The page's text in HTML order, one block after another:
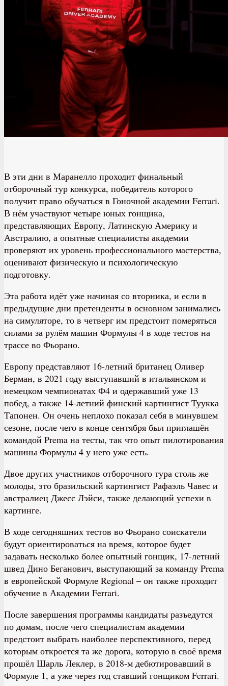
В эти дни в Маранелло проходит финальный
отборочный тур конкурса, победитель которого
получит право обучаться в Гоночной академии Ferrari.
В нём участвуют четыре юных гонщика,
представляющих Европу, Латинскую Америку и
Австралию, а опытные специалисты академии
проверяют их уровень профессионального мастерства,
оценивают физическую и психологическую
подготовку.
Эта работа идёт уже начиная со вторника, и если в
предыдущие дни претенденты в основном занимались
на симуляторе, то в четверг им предстоит померяться
силами за рулём машин Формулы 4 в ходе тестов на
трассе во Фьорано.
Европу представляют 16-летний британец Оливер
Берман, в 2021 году выступавший в итальянском и
немецком чемпионатах Ф4 и одержавший уже 13
побед, а также 14-летний финский картингист Туукка
Тапонен. Он очень неплохо показал себя в минувшем
сезоне, после чего в конце сентября был приглашён
командой Prema на тесты, так что опыт пилотирования
машины Формулы 4 у него уже есть.
Двое других участников отборочного тура столь же
молоды, это бразильский картингист Рафаэль Чавес и
австралиец Джесс Лэйси, также делающий успехи в
картинге.
В ходе сегодняшних тестов во Фьорано соискатели
будут ориентироваться на время, которое будет
задавать несколько более опытный гонщик, 17-летний
швед Дино Беганович, выступающий за команду Prema
в европейской Формуле Regional – он также проходит
обучение в Академии Ferrari.
После завершения программы кандидаты разъедутся
по домам, после чего специалистам академии
предстоит выбрать наиболее перспективного, перед
которым откроется та же дорога, которую в своё время
прошёл Шарль Леклер, в 2018-м дебютировавший в
Формуле 1, а уже через год ставший гонщиком Ferrari.